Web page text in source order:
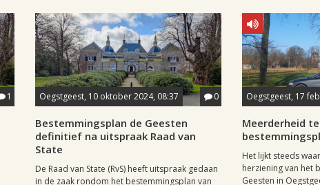
1 Oegstgeest, 10 oktober 2024, 08:37 0
Bestemmingsplan de Geesten
definitief na uitspraak Raad van
State
De Raad van State (RvS) heeft uitspraak gedaan
in de zaak rondom het bestemmingsplan van
Oegstgeest, 17
Meerderheid
Het lijkt steeds
herziening van het
Geesten in